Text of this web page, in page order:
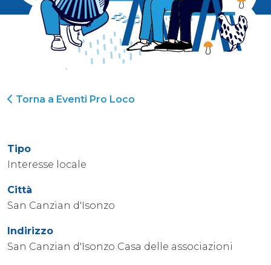
Torna a Eventi Pro Loco
Tipo
Interesse locale
Città
San Canzian d'Isonzo
Indirizzo
San Canzian d'Isonzo Casa delle associazioni